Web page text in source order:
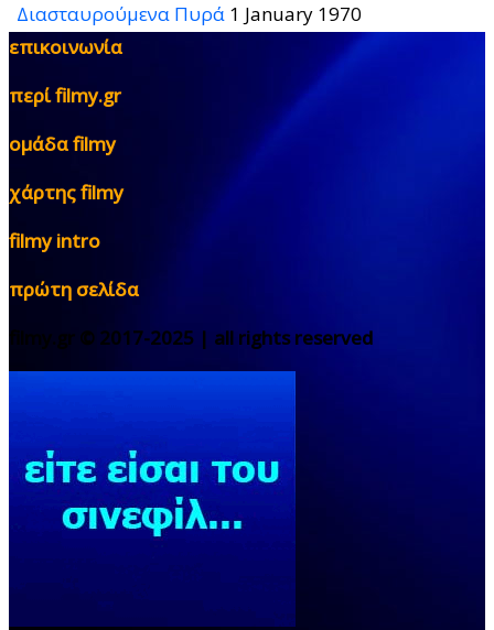
Διασταυρούμενα Πυρά 1 January 1970
επικοινωνία
περί filmy.gr
ομάδα filmy
χάρτης filmy
filmy intro
πρώτη σελίδα
filmy.gr © 2017-2025 | all rights reserved